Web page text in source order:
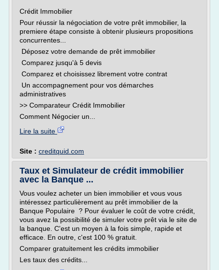
Crédit Immobilier
Pour réussir la négociation de votre prêt immobilier, la
premiere étape consiste à obtenir plusieurs propositions
concurrentes...
Déposez votre demande de prêt immobilier
Comparez jusqu'à 5 devis
Comparez et choisissez librement votre contrat
Un accompagnement pour vos démarches
administratives
>> Comparateur Crédit Immobilier
Comment Négocier un...
Lire la suite
Site : creditquid.com
Taux et Simulateur de crédit immobilier
avec la Banque ...
Vous voulez acheter un bien immobilier et vous vous
intéressez particulièrement au prêt immobilier de la
Banque Populaire ? Pour évaluer le coût de votre crédit,
vous avez la possibilité de simuler votre prêt via le site de
la banque. C'est un moyen à la fois simple, rapide et
efficace. En outre, c'est 100 % gratuit.
Comparer gratuitement les crédits immobilier
Les taux des crédits...